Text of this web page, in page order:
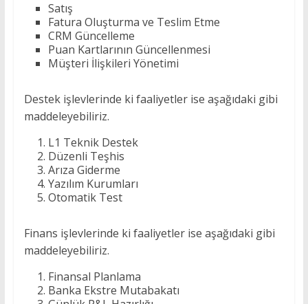
Satış
Fatura Oluşturma ve Teslim Etme
CRM Güncelleme
Puan Kartlarının Güncellenmesi
Müşteri İlişkileri Yönetimi
Destek işlevlerinde ki faaliyetler ise aşağıdaki gibi
maddeleyebiliriz.
L1 Teknik Destek
Düzenli Teşhis
Arıza Giderme
Yazılım Kurumları
Otomatik Test
Finans işlevlerinde ki faaliyetler ise aşağıdaki gibi
maddeleyebiliriz.
Finansal Planlama
Banka Ekstre Mutabakatı